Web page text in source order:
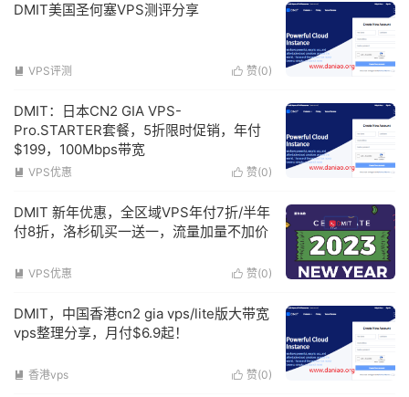
DMIT美国圣何塞VPS测评分享
 赞(0)
 VPS评测
DMIT：日本CN2 GIA VPS-
Pro.STARTER套餐，5折限时促销，年付
$199，100Mbps带宽
 赞(0)
 VPS优惠
DMIT 新年优惠，全区域VPS年付7折/半年
付8折，洛杉矶买一送一，流量加量不加价
 赞(0)
 VPS优惠
DMIT，中国香港cn2 gia vps/lite版大带宽
vps整理分享，月付$6.9起！
 赞(0)
 香港vps